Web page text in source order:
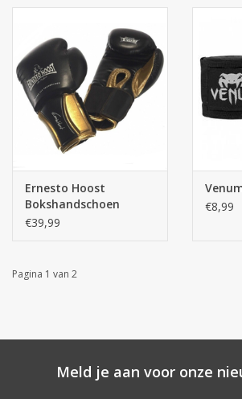
Ernesto Hoost
Bokshandschoen
€39,99
€8,99
Pagina 1 van 2
Meld je aan voor onze